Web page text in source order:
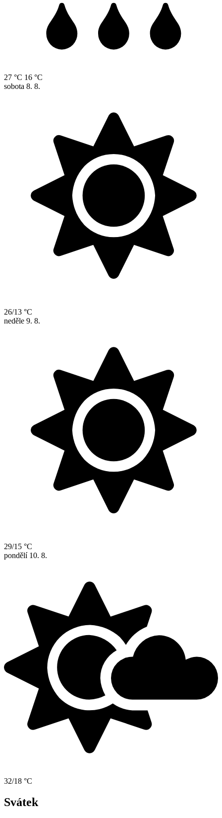
27 °C 16 °C
sobota 8. 8.
26/13 °C
neděle 9. 8.
29/15 °C
pondělí 10. 8.
32/18 °C
Svátek